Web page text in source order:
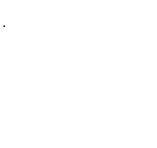
.